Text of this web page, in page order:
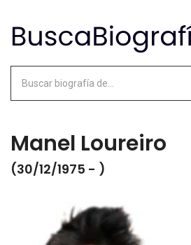
Manel Loureiro
(30/12/1975 - )